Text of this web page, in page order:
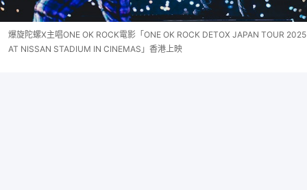
爆旋陀螺X主唱ONE OK ROCK電影「ONE OK ROCK DETOX JAPAN TOUR 2025
AT NISSAN STADIUM IN CINEMAS」香港上映